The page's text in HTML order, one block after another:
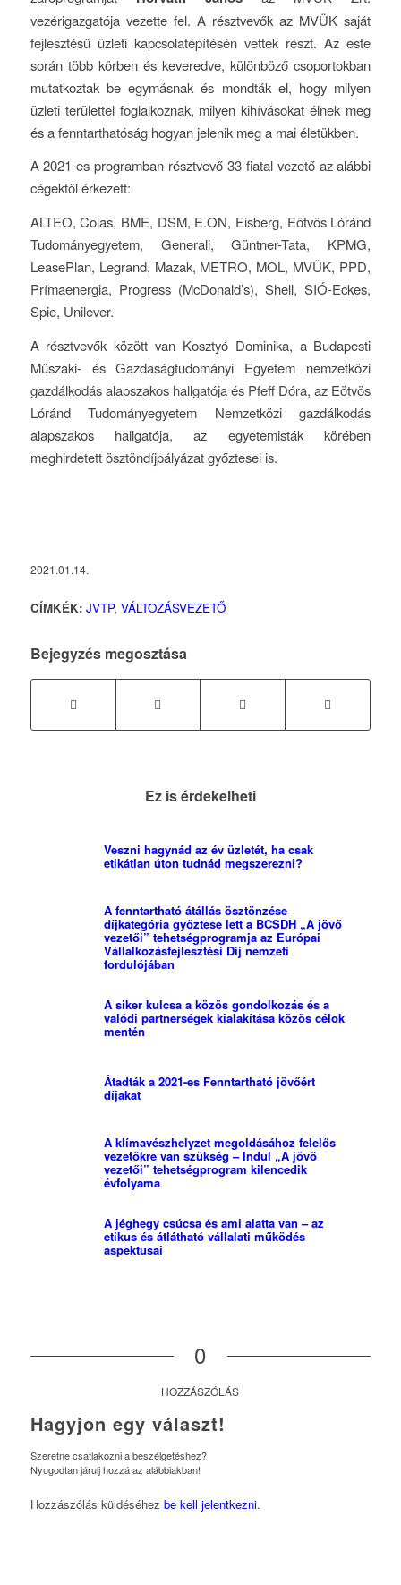
vezérigazgatója vezette fel. A résztvevők az MVÜK saját
fejlesztésű üzleti kapcsolatépítésén vettek részt. Az este
során több körben és keveredve, különböző csoportokban
mutatkoztak be egymásnak és mondták el, hogy milyen
üzleti területtel foglalkoznak, milyen kihívásokat élnek meg
és a fenntarthatóság hogyan jelenik meg a mai életükben.
A 2021-es programban résztvevő 33 fiatal vezető az alábbi
cégektől érkezett:
ALTEO, Colas, BME, DSM, E.ON, Eisberg, Eötvös Lóránd
Tudományegyetem, Generali, Güntner-Tata, KPMG,
LeasePlan, Legrand, Mazak, METRO, MOL, MVÜK, PPD,
Prímaenergia, Progress (McDonald’s), Shell, SIÓ-Eckes,
Spie, Unilever.
A résztvevők között van Kosztyó Dominika, a Budapesti
Műszaki- és Gazdaságtudományi Egyetem nemzetközi
gazdálkodás alapszakos hallgatója és Pfeff Dóra, az Eötvös
Lóránd Tudományegyetem Nemzetközi gazdálkodás
alapszakos hallgatója, az egyetemisták körében
meghirdetett ösztöndíjpályázat győztesei is.
2021.01.14.
CÍMKÉK: JVTP, VÁLTOZÁSVEZETŐ
Bejegyzés megosztása
Ez is érdekelheti
Veszni hagynád az év üzletét, ha csak
etikátlan úton tudnád megszerezni?
A fenntartható átállás ösztönzése
díjkategória győztese lett a BCSDH „A jövő
vezetői” tehetségprogramja az Európai
Vállalkozásfejlesztési Díj nemzeti
fordulójában
A siker kulcsa a közös gondolkozás és a
valódi partnerségek kialakítása közös célok
mentén
Átadták a 2021-es Fenntartható jövőért
díjakat
A klímavészhelyzet megoldásához felelős
vezetőkre van szükség – Indul „A jövő
vezetői” tehetségprogram kilencedik
évfolyama
A jéghegy csúcsa és ami alatta van – az
etikus és átlátható vállalati működés
aspektusai
0
HOZZÁSZÓLÁS
Hagyjon egy választ!
Szeretne csatlakozni a beszélgetéshez?
Nyugodtan járulj hozzá az alábbiakban!
Hozzászólás küldéséhez be kell jelentkezni.